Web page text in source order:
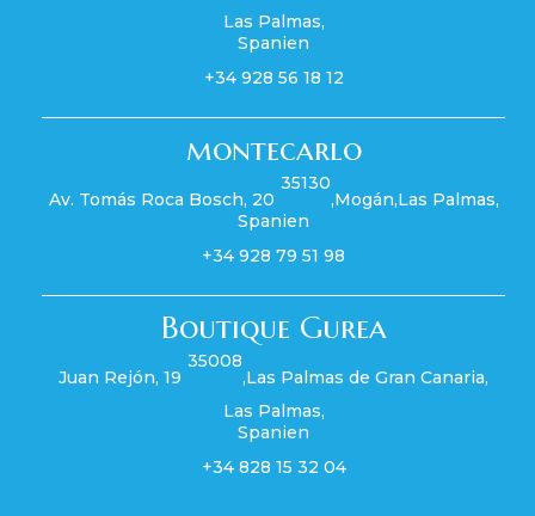
Las Palmas,
Spanien
+34 928 56 18 12
montecarlo
Av. Tomás Roca Bosch, 20
35130
,Mogán,Las Palmas,
Spanien
+34 928 79 51 98
Boutique Gurea
Juan Rejón, 19
35008
,Las Palmas de Gran Canaria,
Las Palmas,
Spanien
+34 828 15 32 04